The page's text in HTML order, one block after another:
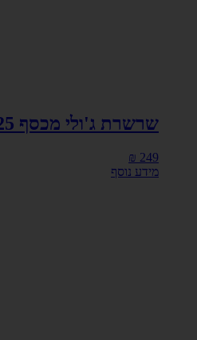
שרשרת ג'ולי מכסף 925
₪ 249
מידע נוסף